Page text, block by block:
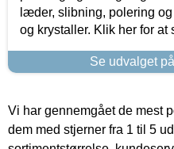
læder, slibning, polering
og krystaller. Klik her for at
Se udvalget
Vi har gennemgået de mest
dem med stjerner fra 1 til 5